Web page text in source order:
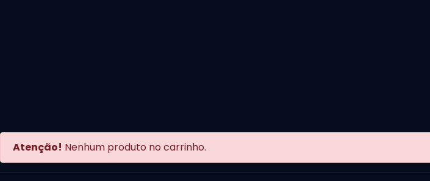
Atenção! Nenhum produto no carrinho.